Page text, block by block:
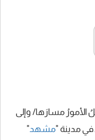
الأمورُ مسارَها/ وإلى
مدينة "مشهد"